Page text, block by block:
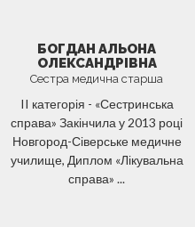
БОГДАН АЛЬОНА
ОЛЕКСАНДРІВНА
Сестра медична старша
II категорія - «Сестринська
справа» Закінчила у 2013 році
Новгород-Сіверське медичне
училище, Диплом «Лікувальна
справа» ...